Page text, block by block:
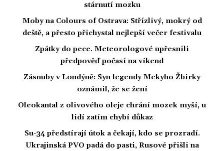
stárnutí mozku
Moby na Colours of Ostrava: Střízlivý, mokrý od
deště, a přesto přichystal nejlepší večer festivalu
Zpátky do pece. Meteorologové upřesnili
předpověď počasí na víkend
Zásnuby v Londýně: Syn legendy Mekyho Žbirky
oznámil, že se žení
Oleokantal z olivového oleje chrání mozek myší, u
lidí zatím chybí důkaz
Su-34 předstírají útok a čekají, kdo se prozradí.
Ukrajinská PVO padá do pasti, Rusové přišli na